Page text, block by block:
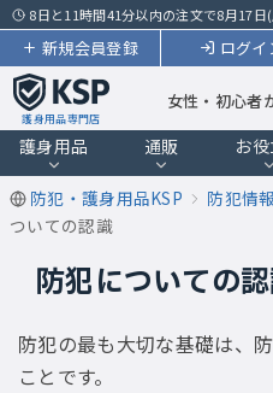
8日と11時間41分以内の注文で8月17日
ログイ
新規会員登録
護身用品専門店
女性・初心者
護身用品 通販 お
防犯・護身用品KSP 防犯情
ついての認識
防犯についての
防犯の最も大切な基礎は、
ことです。